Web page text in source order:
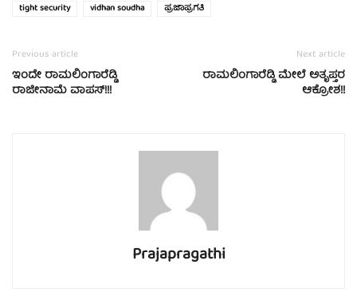
tight security
vidhan soudha ಪ್ರಜಾಪ್ರಗತಿ
Previous article
ಇಂದೇ ರಾಮಲಿಂಗಾರೆಡ್ಡಿ
ರಾಜೀನಾಮೆ ವಾಪಸ್!!!
Next article
ರಾಮಲಿಂಗಾರೆಡ್ಡಿ ಮೇಲೆ ಅತೃಪ್ತರ
ಆಕ್ರೋಶ!!
Prajapragathi